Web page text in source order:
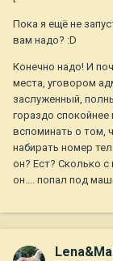
Пока я ещё не
вам надо? :D
Конечно надо! И
места, уговором
заслуженный,
гораздо
вспоминать о том,
набирать номер
он? Ест? Сколько
он.... попал под